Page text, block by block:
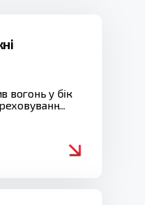
вогонь у бік